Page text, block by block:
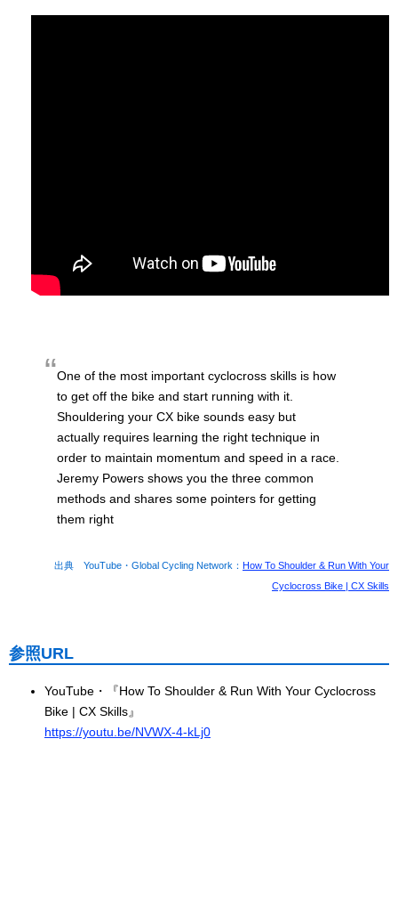
One of the most important cyclocross skills is how
to get off the bike and start running with it.
Shouldering your CX bike sounds easy but
actually requires learning the right technique in
order to maintain momentum and speed in a race.
Jeremy Powers shows you the three common
methods and shares some pointers for getting
them right
出典 YouTube・Global Cycling Network： How To Shoulder & Run With Your
Cyclocross Bike | CX Skills
参照URL
YouTube・『How To Shoulder & Run With Your Cyclocross
Bike | CX Skills』
https://youtu.be/NVWX-4-kLj0